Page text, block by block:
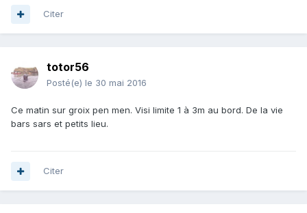
Citer
totor56
Posté(e) le 30 mai 2016
Ce matin sur groix pen men. Visi limite 1 à 3m au bord. De la vie
bars sars et petits lieu.
Citer